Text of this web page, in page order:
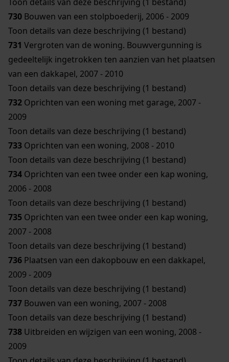
730 Bouwen van een stolpboederij, 2006 - 2009
Toon details van deze beschrijving (1 bestand)
731 Vergroten van de woning. Bouwvergunning is
gedeeltelijk ingetrokken ten aanzien van het plaatsen
van een dakkapel, 2007 - 2010
Toon details van deze beschrijving (1 bestand)
732 Oprichten van een woning met garage, 2007 -
2009
Toon details van deze beschrijving (1 bestand)
733 Oprichten van een woning, 2008 - 2010
Toon details van deze beschrijving (1 bestand)
734 Oprichten van een twee onder een kap woning,
2006 - 2008
Toon details van deze beschrijving (1 bestand)
735 Oprichten van een twee onder een kap woning,
2007 - 2008
Toon details van deze beschrijving (1 bestand)
736 Plaatsen van een dakopbouw en een dakkapel,
2009 - 2009
Toon details van deze beschrijving (1 bestand)
737 Bouwen van een woning, 2007 - 2008
Toon details van deze beschrijving (1 bestand)
738 Uitbreiden en wijzigen van een woning, 2008 -
2009